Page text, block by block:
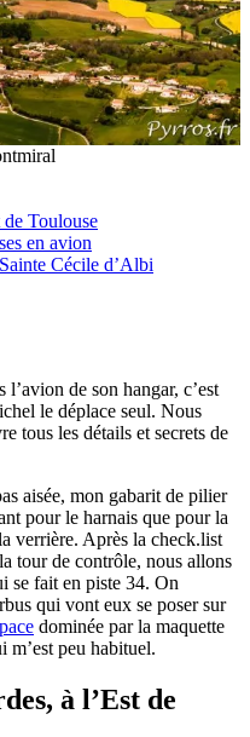
de Toulouse
en avion
Cécile d’Albi
de son hangar, c’est
le déplace seul. Nous
tous les détails et secrets de
aisée, mon gabarit de pilier
pour le harnais que pour la
verrière. Après la check.list
tour de contrôle, nous allons
se fait en piste 34. On
qui vont eux se poser sur
dominée par la maquette
m’est peu habituel.
à l’Est de